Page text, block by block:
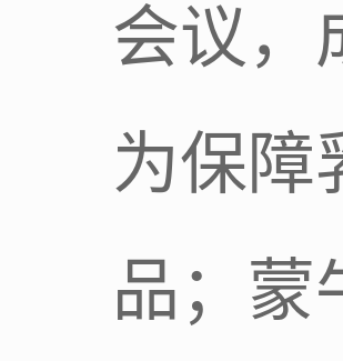
会议，
为保障
品；蒙